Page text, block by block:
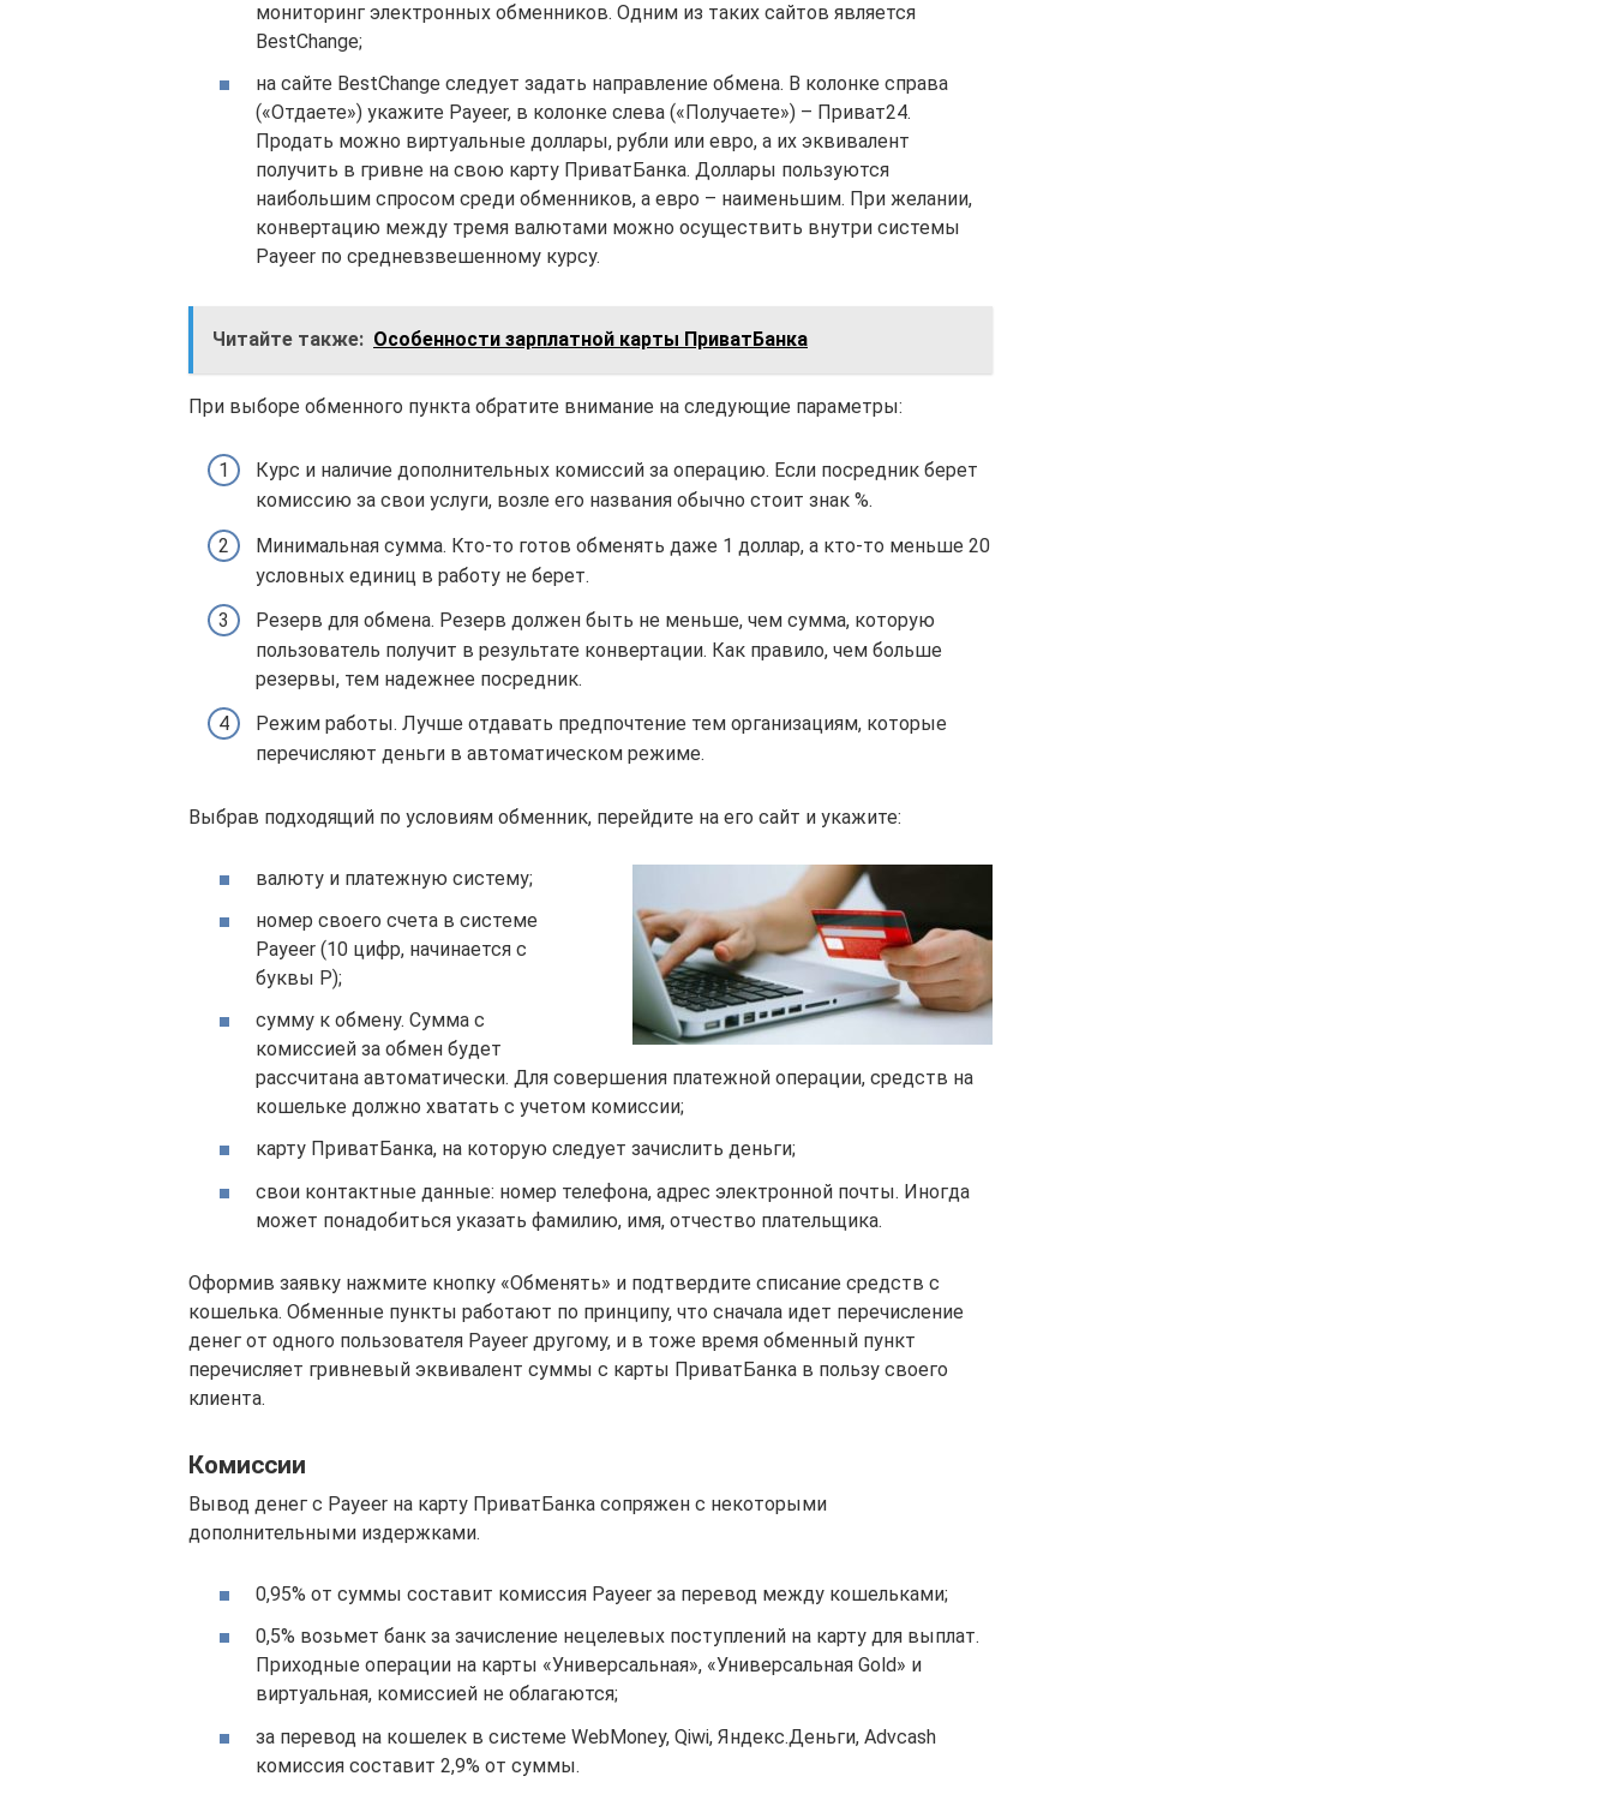
мониторинг электронных обменников. Одним из таких сайтов является
BestChange;
на сайте BestChange следует задать направление обмена. В колонке справа
(«Отдаете») укажите Payeer, в колонке слева («Получаете») – Приват24.
Продать можно виртуальные доллары, рубли или евро, а их эквивалент
получить в гривне на свою карту ПриватБанка. Доллары пользуются
наибольшим спросом среди обменников, а евро – наименьшим. При желании,
конвертацию между тремя валютами можно осуществить внутри системы
Payeer по средневзвешенному курсу.
Читайте также: Особенности зарплатной карты ПриватБанка
При выборе обменного пункта обратите внимание на следующие параметры:
Курс и наличие дополнительных комиссий за операцию. Если посредник берет
комиссию за свои услуги, возле его названия обычно стоит знак %.
Минимальная сумма. Кто-то готов обменять даже 1 доллар, а кто-то меньше 20
условных единиц в работу не берет.
Резерв для обмена. Резерв должен быть не меньше, чем сумма, которую
пользователь получит в результате конвертации. Как правило, чем больше
резервы, тем надежнее посредник.
Режим работы. Лучше отдавать предпочтение тем организациям, которые
перечисляют деньги в автоматическом режиме.
Выбрав подходящий по условиям обменник, перейдите на его сайт и укажите:
валюту и платежную систему;
номер своего счета в системе
Payeer (10 цифр, начинается с
буквы P);
сумму к обмену. Сумма с
комиссией за обмен будет
рассчитана автоматически. Для совершения платежной операции, средств на
кошельке должно хватать с учетом комиссии;
карту ПриватБанка, на которую следует зачислить деньги;
свои контактные данные: номер телефона, адрес электронной почты. Иногда
может понадобиться указать фамилию, имя, отчество плательщика.
Оформив заявку нажмите кнопку «Обменять» и подтвердите списание средств с
кошелька. Обменные пункты работают по принципу, что сначала идет перечисление
денег от одного пользователя Payeer другому, и в тоже время обменный пункт
перечисляет гривневый эквивалент суммы с карты ПриватБанка в пользу своего
клиента.
Комиссии
Вывод денег с Payeer на карту ПриватБанка сопряжен с некоторыми
дополнительными издержками.
0,95% от суммы составит комиссия Payeer за перевод между кошельками;
0,5% возьмет банк за зачисление нецелевых поступлений на карту для выплат.
Приходные операции на карты «Универсальная», «Универсальная Gold» и
виртуальная, комиссией не облагаются;
за перевод на кошелек в системе WebMoney, Qiwi, Яндекс.Деньги, Advcash
комиссия составит 2,9% от суммы.